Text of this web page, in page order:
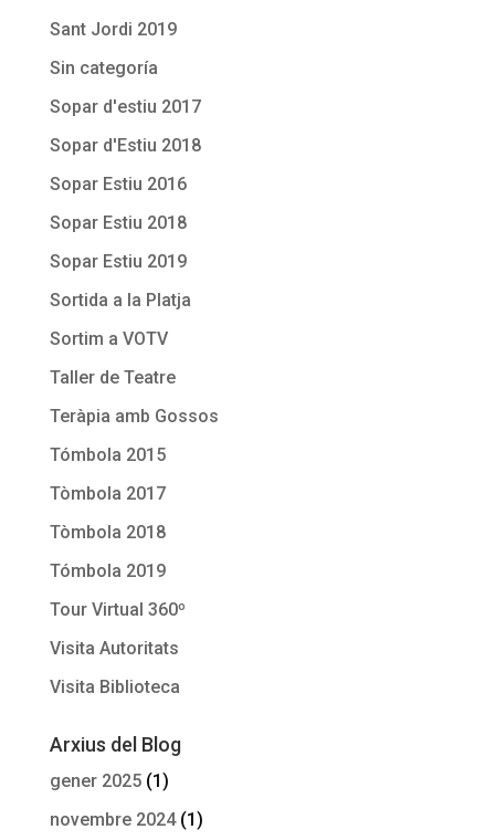
Sant Jordi 2019
Sin categoría
Sopar d'estiu 2017
Sopar d'Estiu 2018
Sopar Estiu 2016
Sopar Estiu 2018
Sopar Estiu 2019
Sortida a la Platja
Sortim a VOTV
Taller de Teatre
Teràpia amb Gossos
Tómbola 2015
Tòmbola 2017
Tòmbola 2018
Tómbola 2019
Tour Virtual 360º
Visita Autoritats
Visita Biblioteca
Arxius del Blog
gener 2025(1)
novembre 2024(1)